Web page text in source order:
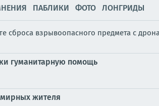
ПАБЛИКИ ФОТО ЛОНГРИДЫ
сброса взрывоопасного предмета с
гуманитарную помощь
жителя